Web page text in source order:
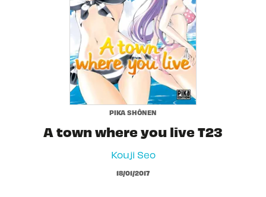
PIKA SHÔNEN
A town where you live T23
Kouji Seo
18/01/2017